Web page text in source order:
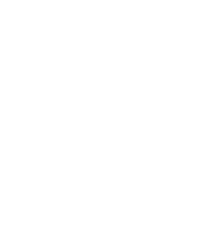
ஒருங்கிணைந்த பள்ளிக்
தமிழ்நாடு அரசு ஊழியர்கள்